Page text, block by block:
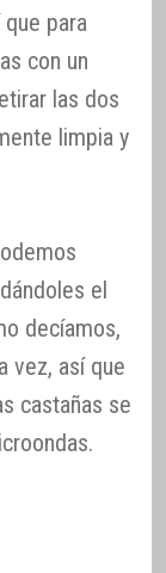
para
con un
las dos
limpia y
el
decíamos,
vez, así que
castañas se